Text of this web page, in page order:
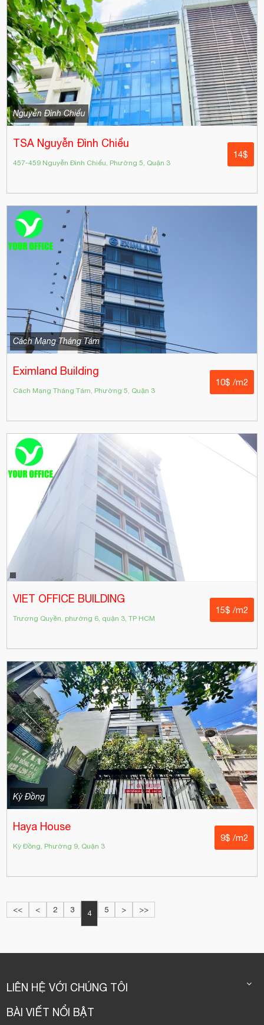
Nguyễn Đình Chiểu
TSA Nguyễn Đình Chiểu
457-459 Nguyễn Đình Chiểu, Phường 5, Quận 3
14$
Cách Mạng Tháng Tám
Eximland Building
Cách Mạng Tháng Tám, Phường 5, Quận 3
10$ /m2
VIET OFFICE BUILDING
Trương Quyền, phường 6, quận 3, TP HCM
15$ /m2
Kỳ Đồng
Haya House
Kỳ Đồng, Phường 9, Quận 3
9$ /m2
<< < 2 3 4 5 > >>
LIÊN HỆ VỚI CHÚNG TÔI
BÀI VIẾT NỔI BẬT